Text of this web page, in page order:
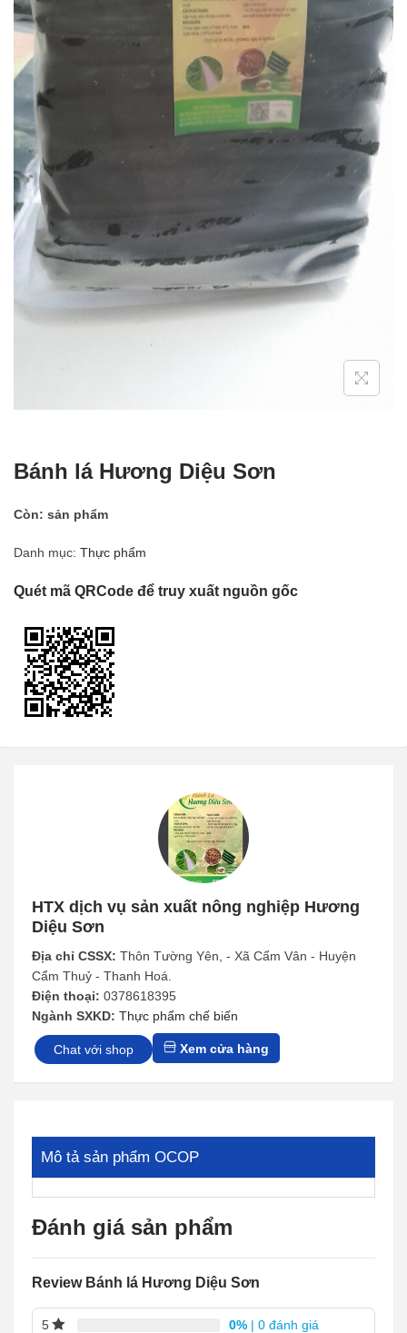
Bánh lá Hương Diệu Sơn
Còn: sản phẩm
Danh mục: Thực phẩm
Quét mã QRCode để truy xuất nguồn gốc
HTX dịch vụ sản xuất nông nghiệp Hương
Diệu Sơn
Địa chỉ CSSX: Thôn Tường Yên, - Xã Cẩm Vân - Huyện
Cẩm Thuỷ - Thanh Hoá.
Điện thoại: 0378618395
Ngành SXKD: Thực phẩm chế biến
Chat với shop Xem cửa hàng
Mô tả sản phẩm OCOP
Đánh giá sản phẩm
Review Bánh lá Hương Diệu Sơn
5 0% | 0 đánh giá